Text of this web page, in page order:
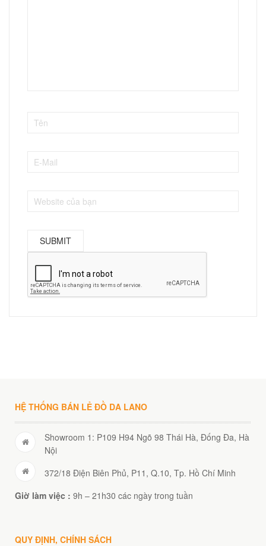
HỆ THỐNG BÁN LẺ ĐỒ DA LANO
Showroom 1: P109 H94 Ngõ 98 Thái Hà, Đống Đa, Hà
Nội
372/18 Điện Biên Phủ, P11, Q.10, Tp. Hồ Chí Minh
Giờ làm việc : 9h – 21h30 các ngày trong tuần
QUY ĐỊNH, CHÍNH SÁCH